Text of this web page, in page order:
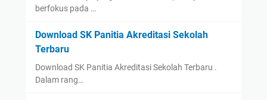
berfokus pada …
Download SK Panitia Akreditasi Sekolah
Terbaru
Download SK Panitia Akreditasi Sekolah Terbaru .
Dalam rang…